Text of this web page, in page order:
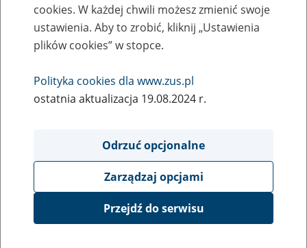
Zaproś ZUS do siebie - zakładanie profili
eZUS w siedzibie Twojej firmy
Rodzaj wydarzenia
Szkolenia
Obszar merytoryczny
obsługa klientów
Opis wydarzenia
Platforma Usług Elektronicznych ZUS eZUS
cookies. W każdej chwili możesz zmienić swoje
ustawienia. Aby to zrobić, kliknij „Ustawienia
plików cookies” w stopce.
Polityka cookies dla www.zus.pl
ostatnia aktualizacja 19.08.2024 r.
Odrzuć opcjonalne
Zarządzaj opcjami
Przejdź do serwisu